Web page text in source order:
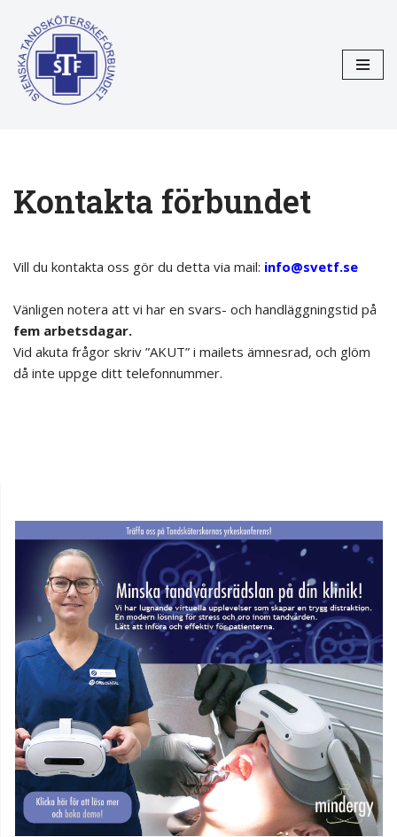
Hoppa
till
innehåll
Kontakta förbundet
Vill du kontakta oss gör du detta via mail: info@svetf.se
Vänligen notera att vi har en svars- och handläggningstid på
fem arbetsdagar.
Vid akuta frågor skriv ”AKUT” i mailets ämnesrad, och glöm
då inte uppge ditt telefonnummer.